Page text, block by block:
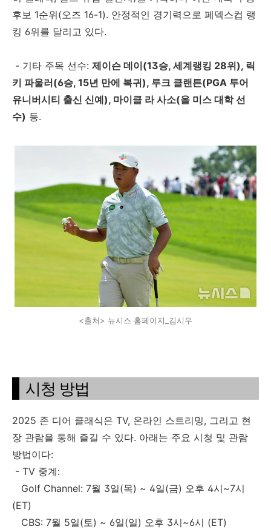
후보 1순위(오즈 16-1). 안정적인 경기력으로 페덱스컵 랭
킹 6위를 달리고 있다.
- 기타 주목 선수: 제이슨 데이(13승, 세계랭킹 28위), 릭
키 파울러(6승, 15년 만에 복귀), 루크 클랜튼(PGA 투어
유니버시티 출신 신예), 마이클 라 사소(올 미스 대학 선
수) 등.
<출처> 뉴시스 홈페이지_김시우
시청 방법
2025 존 디어 클래식은 TV, 온라인 스트리밍, 그리고 현
장 관람을 통해 즐길 수 있다. 아래는 주요 시청 및 관람
방법이다:
- TV 중계:
Golf Channel: 7월 3일(목) ~ 4일(금) 오후 4시~7시
(ET)
CBS: 7월 5일(토) ~ 6일(일) 오후 3시~6시 (ET)